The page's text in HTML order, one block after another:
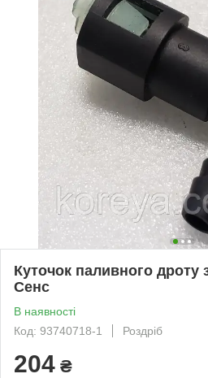
Куточок паливного дроту
Сенс
В наявності
Код: 93740718-1
Роздріб
204 ₴